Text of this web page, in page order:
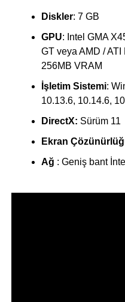
Diskler: 7 GB
GPU: Intel GMA
GT veya AMD /
256MB VRAM
İşletim Sistemi:
10.13.6, 10.14.6,
DirectX: Sürüm 11
Ekran
Ağ : Geniş bant